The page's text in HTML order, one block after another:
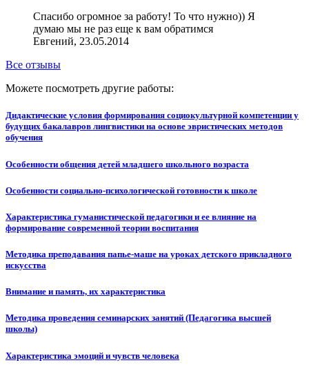
Спасибо огромное за работу! То что нужно)) Я
думаю мы не раз еще к вам обратимся
Евгений, 23.05.2014
Все отзывы
Можете посмотреть другие работы:
Дидактические условия формирования социокультурной компетенции у
будущих бакалавров лингвистики на основе эвристических методов
обучения
Особенности общения детей младшего школьного возраста
Особенности социально-психологической готовности к школе
Характеристика гуманистической педагогики и ее влияние на
формирование современной теории воспитания
Методика преподавания папье-маше на уроках детского прикладного
искусства
Внимание и память, их характеристика
Методика проведения семинарских занятий (Педагогика высшей
школы)
Характеристика эмоций и чувств человека